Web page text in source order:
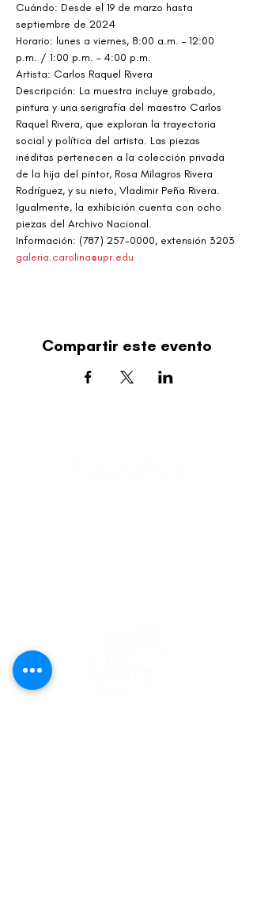
Cuándo: Desde el 19 de marzo hasta
septiembre de 2024
Horario: lunes a viernes, 8:00 a.m. – 12:00
p.m. / 1:00 p.m. – 4:00 p.m.
Artista: Carlos Raquel Rivera
Descripción: La muestra incluye grabado,
pintura y una serigrafía del maestro Carlos
Raquel Rivera, que exploran la trayectoria
social y política del artista. Las piezas
inéditas pertenecen a la colección privada
de la hija del pintor, Rosa Milagros Rivera
Rodríguez, y su nieto, Vladimir Peña Rivera.
Igualmente, la exhibición cuenta con ocho
piezas del Archivo Nacional.
Información: (787) 257-0000, extensión 3203
galeria.carolina@upr.edu
Compartir este evento